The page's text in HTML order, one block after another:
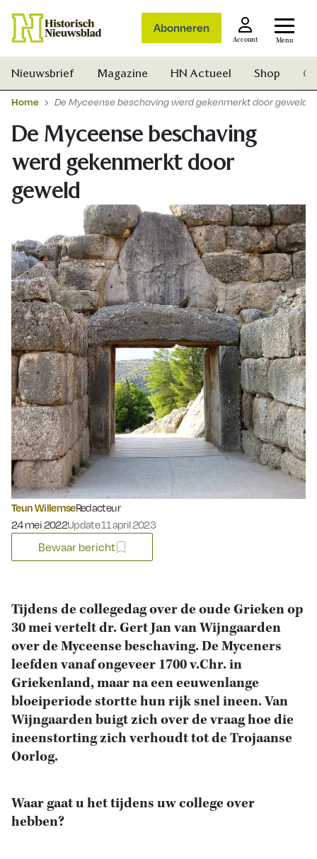
Abonneren
Account Menu
Zoek
Nieuwsbrief Magazine HN Actueel Shop
Home De Myceense beschaving werd gekenmerkt door geweld
De Myceense beschaving
werd gekenmerkt door
geweld
Teun WillemseRedacteur
Gepubliceerd op:
24 mei 2022Update 11 april 2023
Bewaar bericht
Tijdens de collegedag over de oude Grieken op
30 mei vertelt dr. Gert Jan van Wijngaarden
over de Myceense beschaving. De Myceners
leefden vanaf ongeveer 1700 v.Chr. in
Griekenland, maar na een eeuwenlange
bloeiperiode stortte hun rijk snel ineen. Van
Wijngaarden buigt zich over de vraag hoe die
ineenstorting zich verhoudt tot de Trojaanse
Oorlog.
Waar gaat u het tijdens uw college over
hebben?